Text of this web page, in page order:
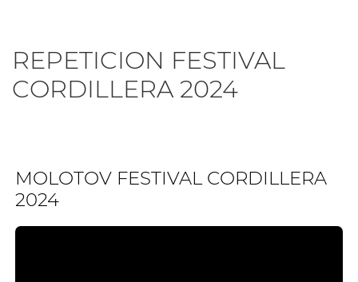
REPETICION FESTIVAL
CORDILLERA 2024
MOLOTOV FESTIVAL CORDILLERA
2024